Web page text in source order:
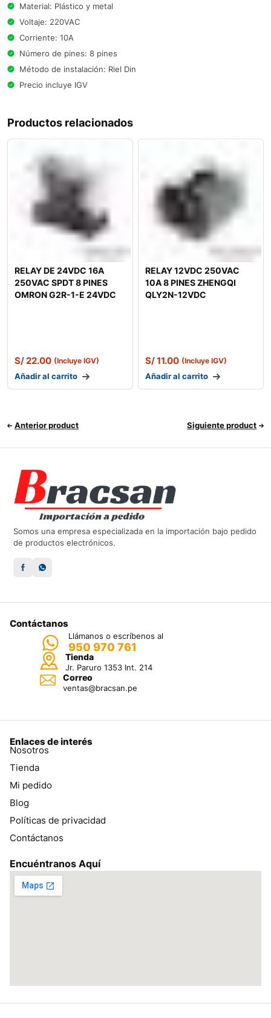
Material: Plástico y metal
Voltaje: 220VAC
Corriente: 10A
Número de pines: 8 pines
Método de instalación: Riel Din
Precio incluye IGV
Productos relacionados
RELAY DE 24VDC 16A
250VAC SPDT 8 PINES
OMRON G2R-1-E 24VDC
S/22.00 (Incluye IGV)
Añadir al carrito
RELAY 12VDC 250VAC
10A 8 PINES ZHENGQI
QLY2N-12VDC
S/11.00 (Incluye IGV)
Añadir al carrito
Anterior product Siguiente product
Somos una empresa especializada en la importación bajo pedido
de productos electrónicos.
Contáctanos
Llámanos o escríbenos al
950 970 761
Tienda
Jr. Paruro 1353 Int. 214
Correo
ventas@bracsan.pe
Enlaces de interés
Nosotros
Tienda
Mi pedido
Blog
Políticas de privacidad
Contáctanos
Encuéntranos Aquí